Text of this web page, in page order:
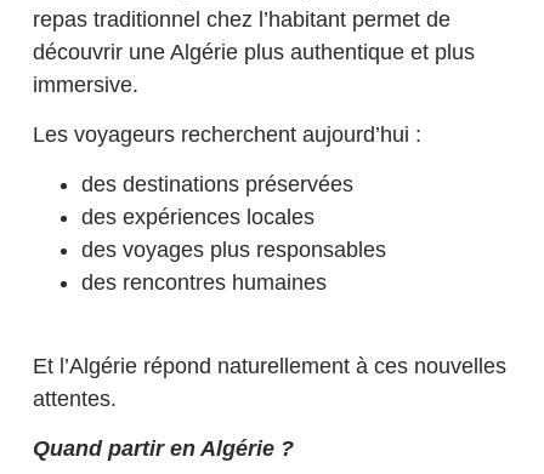
repas traditionnel chez l’habitant permet de
découvrir une Algérie plus authentique et plus
immersive.
Les voyageurs recherchent aujourd’hui :
des destinations préservées
des expériences locales
des voyages plus responsables
des rencontres humaines
Et l’Algérie répond naturellement à ces nouvelles
attentes.
Quand partir en Algérie ?